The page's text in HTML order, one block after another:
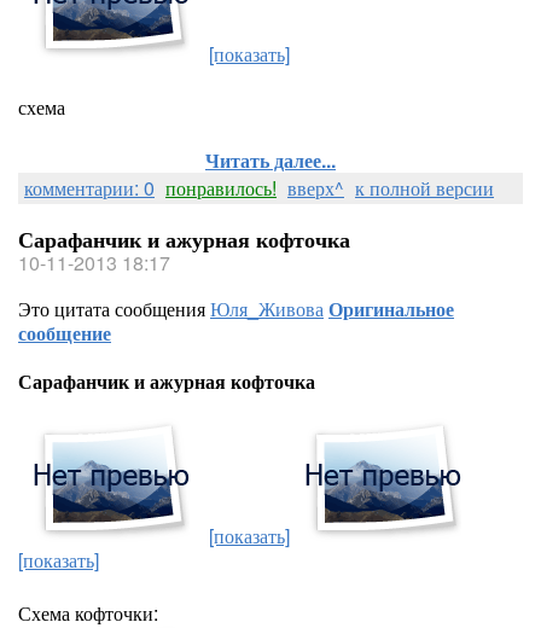
[показать]
схема
Читать далее...
комментарии: 0 понравилось! вверх^ к полной версии
Сарафанчик и ажурная кофточка
10-11-2013 18:17
Это цитата сообщенияЮля_ЖивоваОригинальное
сообщение
Сарафанчик и ажурная кофточка
[показать]
[показать]
Схема кофточки: